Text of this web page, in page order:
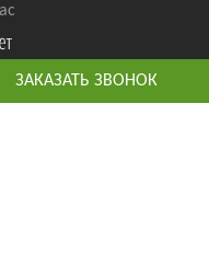
ЗАКАЗАТЬ ЗВОНОК